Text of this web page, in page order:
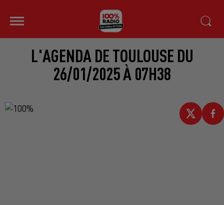
L'AGENDA DE TOULOUSE DU
26/01/2025 À 07H38